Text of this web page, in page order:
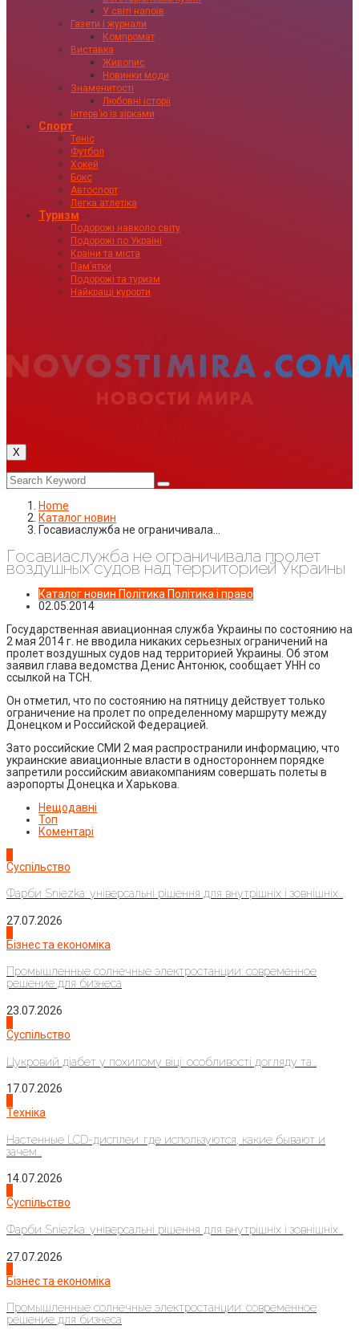
У світі напоїв
Газети і журнали
Компромат
Виставка
Живопис
Новинки моди
Знаменитості
Любовні історії
Інтервʼю із зірками
Спорт
Теніс
Футбол
Хокей
Бокс
Автоспорт
Легка атлетіка
Туризм
Подорожі навколо світу
Подорожі по Україні
Країни та міста
Пам’ятки
Подорожі та туризм
Найкращі курорти
X
Home
Каталог новин
Госавиаслужба не ограничивала…
Госавиаслужба не ограничивала пролет
воздушных судов над территорией Украины
Каталог новин Політика Політика і право
02.05.2014
Государственная авиационная служба Украины по состоянию на
2 мая 2014 г. не вводила никаких серьезных ограничений на
пролет воздушных судов над территорией Украины. Об этом
заявил глава ведомства Денис Антонюк, сообщает УНН со
ссылкой на ТСН.
Он отметил, что по состоянию на пятницу действует только
ограничение на пролет по определенному маршруту между
Донецком и Российской Федерацией.
Зато российские СМИ 2 мая распространили информацию, что
украинские авиационные власти в одностороннем порядке
запретили российским авиакомпаниям совершать полеты в
аэропорты Донецка и Харькова.
Нещодавні
Топ
Коментарі
Суспільство
Фарби Sniezka: універсальні рішення для внутрішніх і зовнішніх...
27.07.2026
Бізнес та економіка
Промышленные солнечные электростанции: современное
решение для бизнеса
23.07.2026
Суспільство
Цукровий діабет у похилому віці: особливості догляду та...
17.07.2026
Техніка
Настенные LCD-дисплеи: где используются, какие бывают и
зачем...
14.07.2026
Суспільство
Фарби Sniezka: універсальні рішення для внутрішніх і зовнішніх...
27.07.2026
Бізнес та економіка
Промышленные солнечные электростанции: современное
решение для бизнеса